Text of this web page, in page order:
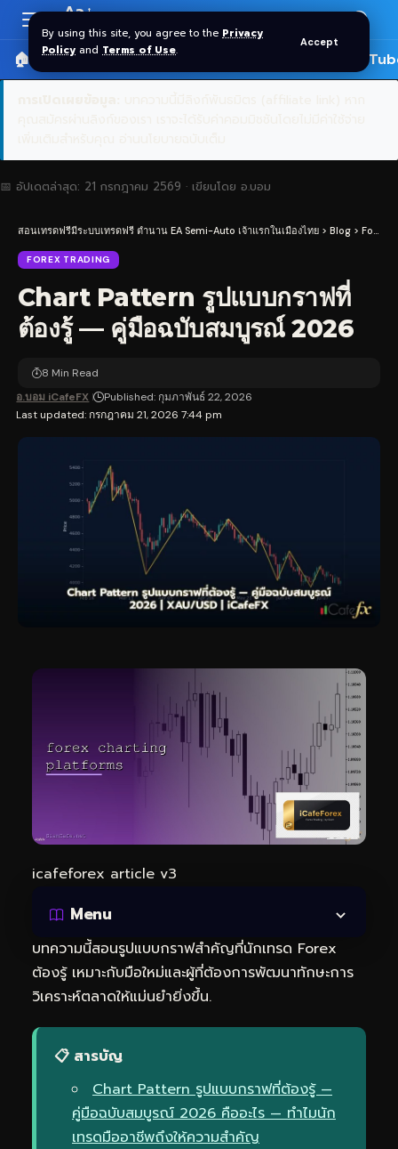
By using this site, you agree to the Privacy
Policy and Terms of Use.
Accept
Resizer
Aa
🏠 หน้าแรก ราคาทอง SPDR 🎬
📅 อัปเดตล่าสุด: 21 กรกฎาคม 2569 · เขียนโดย อ.บอม
สอนเทรดฟรีมีระบบเทรดฟรี ตำนาน EA Semi-Auto เจ้าแรกในเมืองไทย > Blog > Forex Trading
FOREX TRADING
Chart Pattern รูปแบบกราฟที่
ต้องรู้ — คู่มือฉบับสมบูรณ์ 2026
Last updated: กรกฎาคม 21, 2026 7:44 pm
อ.บอม iCafeFX Published: กุมภาพันธ์ 22, 2026
8 Min Read
icafeforex article v3
Menu
บทความนี้สอนรูปแบบกราฟสำคัญที่นักเทรด Forex
ต้องรู้ เหมาะกับมือใหม่และผู้ที่ต้องการพัฒนาทักษะการ
วิเคราะห์ตลาดให้แม่นยำยิ่งขึ้น.
📋 สารบัญ
Chart Pattern รูปแบบกราฟที่ต้องรู้ —
คู่มือฉบับสมบูรณ์ 2026 คืออะไร — ทำไมนัก
เทรดมืออาชีพถึงให้ความสำคัญ